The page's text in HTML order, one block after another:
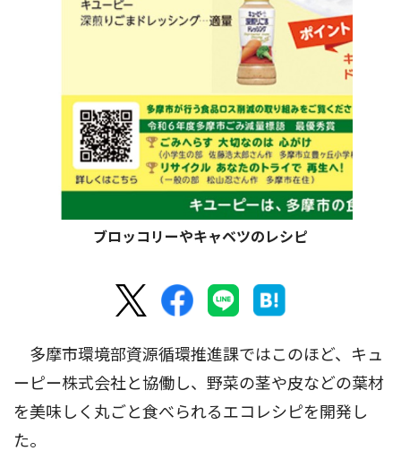
ブロッコリーやキャベツのレシピ
多摩市環境部資源循環推進課ではこのほど、キュ
ーピー株式会社と協働し、野菜の茎や皮などの葉材
を美味しく丸ごと食べられるエコレシピを開発し
た。